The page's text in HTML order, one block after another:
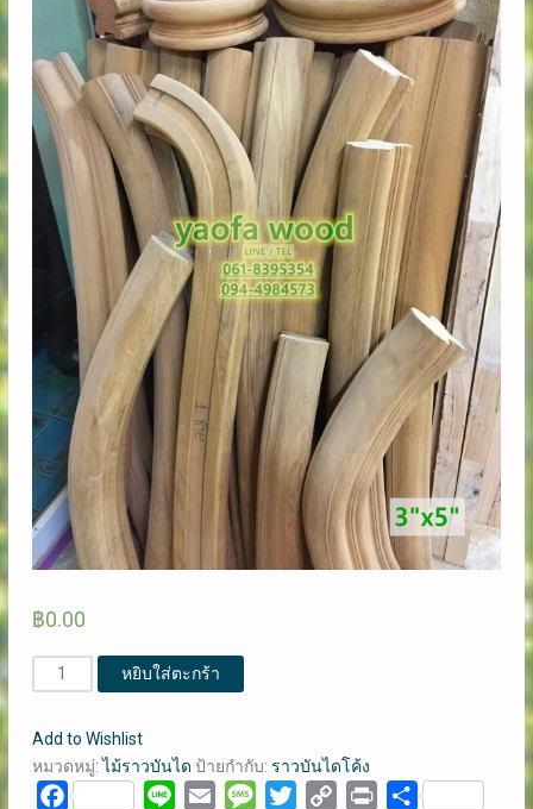
฿0.00
จำนวน
ราว
โค้ง
ชิ้น
หยิบใส่ตะกร้า
Add to Wishlist
หมวดหมู่:ไม้ราวบันได ป้ายกำกับ: ราวบันไดโค้ง
Facebook Line Email MessageTwitterCopy
Print Share